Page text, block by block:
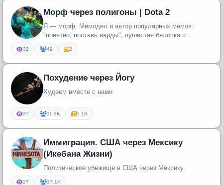
Mорф через полигоны | Dota 2
Я — морф. Мемодел и автор популярных мемов:
"понятно, поставь варды", пушистая белочка с
армлетом и многих дру...
32 49 2
Похудение через Йогу
Худеем вместе с нами
37 11.3K 1.1K
Иммиграция. США через Мексику
(Икебана Жизни)
Политическое убежище в США через Мексику.
27 17.1K